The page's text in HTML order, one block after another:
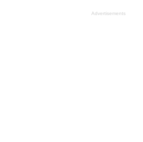
Advertisements